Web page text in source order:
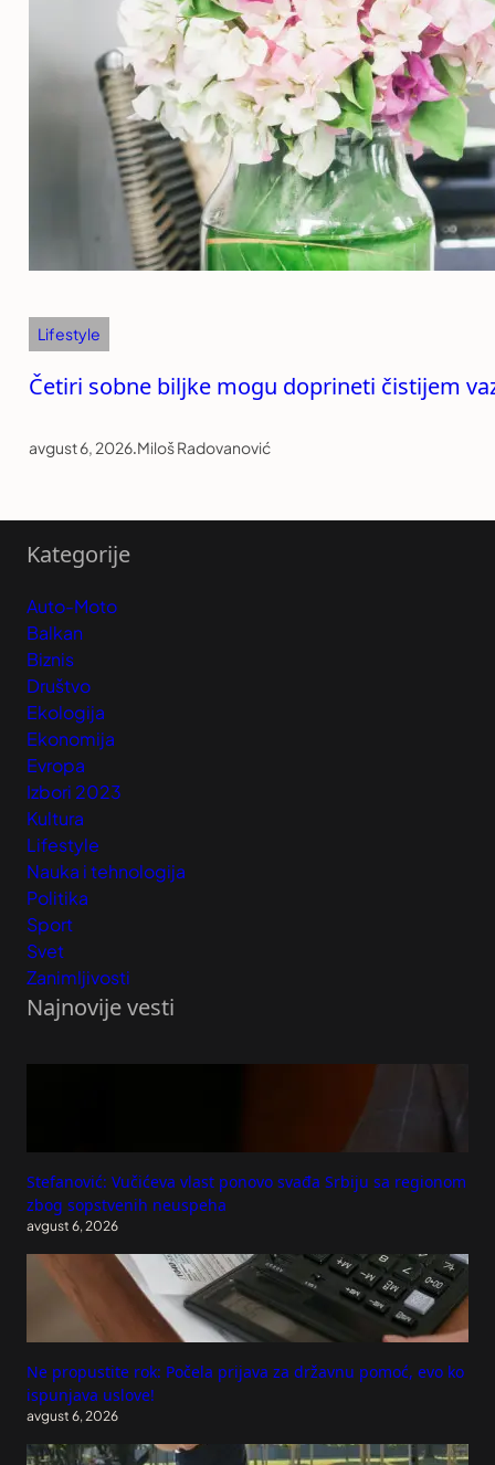
Lifestyle
Četiri sobne biljke mogu doprineti čistijem
avgust 6, 2026.Miloš Radovanović
Kategorije
Auto-Moto
Balkan
Biznis
Društvo
Ekologija
Ekonomija
Evropa
Izbori 2023
Kultura
Lifestyle
Nauka i tehnologija
Politika
Sport
Svet
Zanimljivosti
Najnovije vesti
Stefanović: Vučićeva vlast ponovo svađa Srbiju sa regionom
zbog sopstvenih neuspeha
avgust 6, 2026
Ne propustite rok: Počela prijava za državnu pomoć, evo ko
ispunjava uslove!
avgust 6, 2026